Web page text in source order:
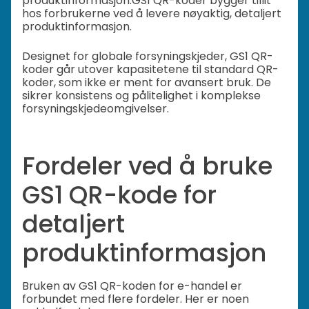
hos forbrukerne ved å levere nøyaktig, detaljert
produktinformasjon.
Designet for globale forsyningskjeder, GS1 QR-
koder går utover kapasitetene til standard QR-
koder, som ikke er ment for avansert bruk. De
sikrer konsistens og pålitelighet i komplekse
forsyningskjedeomgivelser.
Fordeler ved å bruke
GS1 QR-kode for
detaljert
produktinformasjon
Bruken av GS1 QR-koden for e-handel er
forbundet med flere fordeler. Her er noen